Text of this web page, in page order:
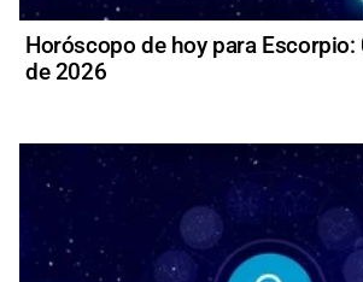
Horóscopo de hoy para
de 2026